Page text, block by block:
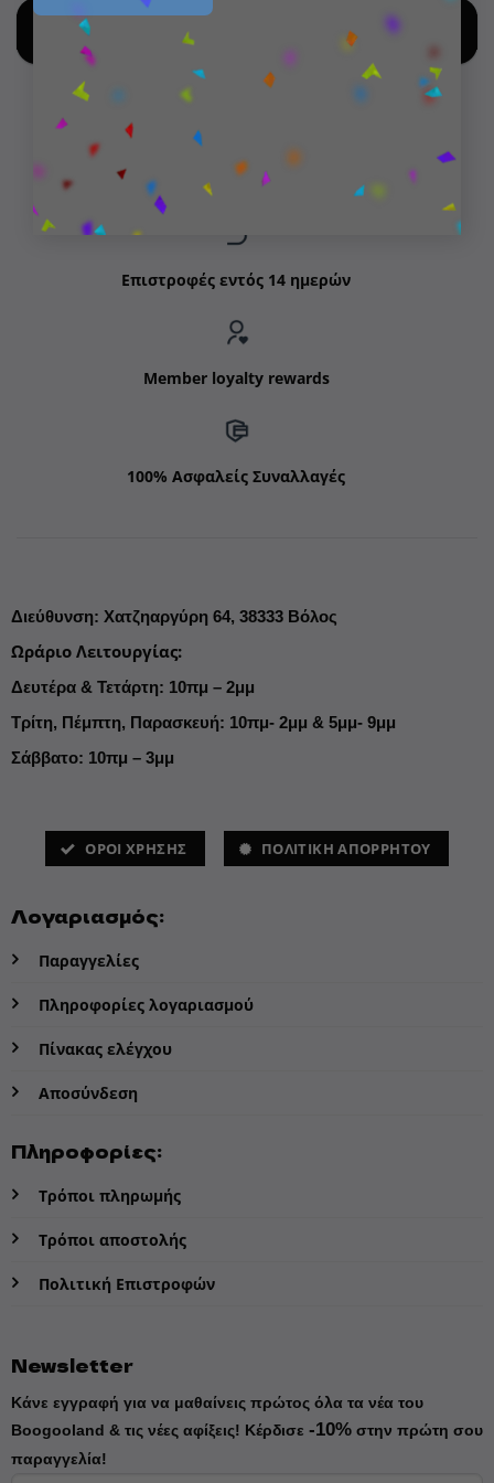
SHOP BY NEW ARRIVALS
Δωρεάν μεταφορικά για παραγγελίες άνω των 99€
Επιστροφές εντός 14 ημερών
Member loyalty rewards
100% Ασφαλείς Συναλλαγές
Διεύθυνση: Χατζηαργύρη 64, 38333 Βόλος
Ωράριο Λειτουργίας:
Δευτέρα & Τετάρτη: 10πμ – 2μμ
Τρίτη, Πέμπτη, Παρασκευή: 10πμ- 2μμ & 5μμ- 9μμ
Σάββατο: 10πμ – 3μμ
ΌΡΟΙ ΧΡΗΣΗΣ ΠΟΛΙΤΙΚΗ ΑΠΟΡΡΗΤΟΥ
Λογαριασμός:
Παραγγελίες
Πληροφορίες λογαριασμού
Πίνακας ελέγχου
Αποσύνδεση
Πληροφορίες:
Τρόποι πληρωμής
Τρόποι αποστολής
Πολιτική Επιστροφών
Newsletter
Κάνε εγγραφή για να μαθαίνεις πρώτος όλα τα νέα του
Boogooland & τις νέες αφίξεις! Κέρδισε -10%στην πρώτη σου
παραγγελία!